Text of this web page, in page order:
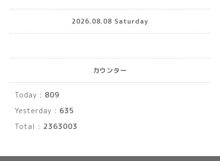
2026.08.08 Saturday
カウンター
Today : 809
Yesterday : 635
Total : 2363003